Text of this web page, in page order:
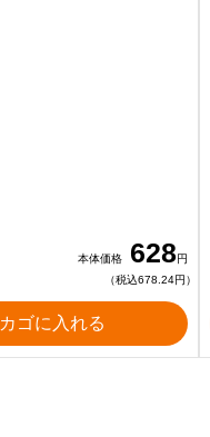
本体価格 628円
（税込678.24円）
カゴに入れる